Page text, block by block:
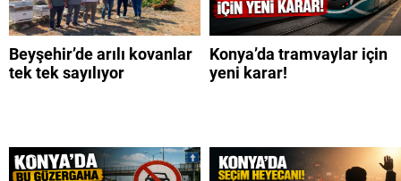
Beyşehir’de arılı kovanlar
tek tek sayılıyor
Konya’da tramvaylar için
yeni karar!